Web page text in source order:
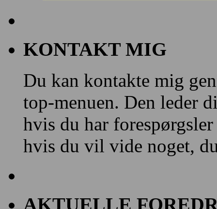
KONTAKT MIG
Du kan kontakte mig
top-menuen. Den leder
hvis du har
hvis du vil vide noget,
AKTUELLE